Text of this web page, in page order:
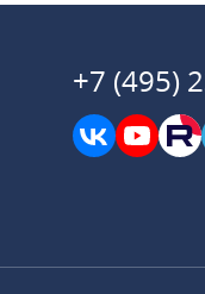
+7 (495)